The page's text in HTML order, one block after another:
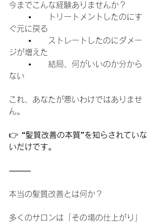
今までこんな経験ありませんか？
ぐ元に戻る
ジが増えた
ない
これ、あなたが悪いわけではありませ
ん。
👉 “髪質改善の本質”を知らされていな
いだけです。
⸻
本当の髪質改善とは何か？
多くのサロンは「その場の仕上がり」